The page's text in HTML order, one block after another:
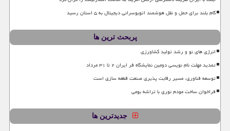
گام بلند برای حمل و نقل هوشمند اتوبوسرانی دیجیتال به ۵ استان رسید
پربحث ترین ها
انرژی های نو و رشد تولید کشاورزی
تمدید مهلت نام نویسی دومین نمایشگاه فر ایران ۲ تا ۳۱ مرداد
توسعه فناوری، مسیر رقابت پذیری صنعت قطعه سازی است
فراخوان ساخت مودم نوری با تراشه بومی
جدیدترین ها